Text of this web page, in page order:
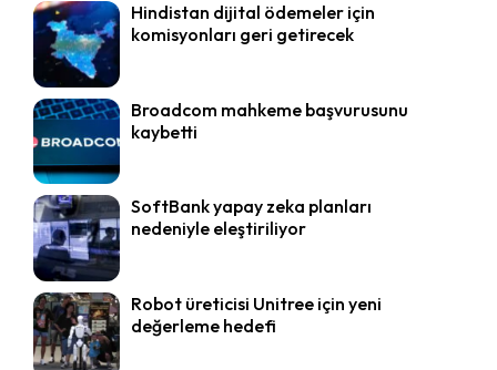
Hindistan dijital ödemeler için
komisyonları geri getirecek
Broadcom mahkeme başvurusunu
kaybetti
SoftBank yapay zeka planları
nedeniyle eleştiriliyor
Robot üreticisi Unitree için yeni
değerleme hedefi